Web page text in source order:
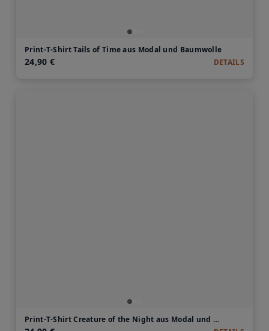
Print-T-Shirt Tails of Time aus Modal und Baumwolle
24,90 € DETAILS
Print-T-Shirt Creature of the Night aus Modal und Baumwolle